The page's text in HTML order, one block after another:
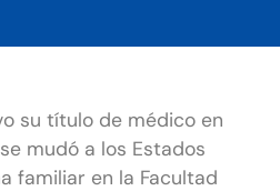
su título de médico en
mudó a los Estados
familiar en la Facultad